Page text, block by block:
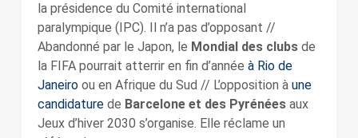
la présidence du Comité international
paralympique (IPC). Il n’a pas d’opposant //
Abandonné par le Japon, le Mondial des clubsde
la FIFA pourrait atterrir en fin d’année à Rio de
Janeiroou en Afrique du Sud // L’opposition à une
candidaturede Barcelone et des Pyrénéesaux
Jeux d’hiver 2030 s’organise. Elle réclame un